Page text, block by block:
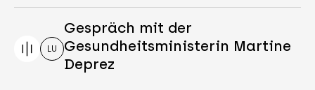
LU
Gespräch mit der
Gesundheitsministerin Martine
Deprez